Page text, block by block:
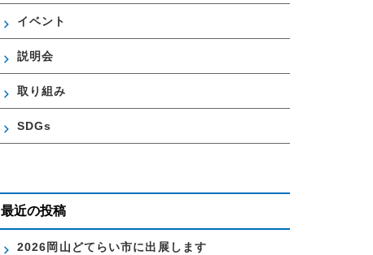
イベント
説明会
取り組み
SDGs
最近の投稿
2026岡山どてらい市に出展します